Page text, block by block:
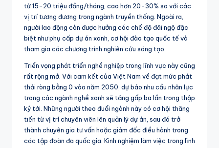
từ 15-20 triệu đồng/tháng, cao hơn 20-30% so với các
vị trí tương đương trong ngành truyền thống. Ngoài ra,
người lao động còn được hưởng các chế độ đãi ngộ đặc
biệt như phụ cấp dự án xanh, cơ hội đào tạo quốc tế và
tham gia các chương trình nghiên cứu sáng tạo.
Triển vọng phát triển nghề nghiệp trong lĩnh vực này cũng
rất rộng mở. Với cam kết của Việt Nam về đạt mức phát
thải ròng bằng 0 vào năm 2050, dự báo nhu cầu nhân lực
trong các ngành nghề xanh sẽ tăng gấp ba lần trong thập
kỷ tới. Những người theo đuổi ngành này có cơ hội thăng
tiến từ vị trí chuyên viên lên quản lý dự án, sau đó trở
thành chuyên gia tư vấn hoặc giám đốc điều hành trong
các tập đoàn đa quốc gia. Kinh nghiệm làm việc trong lĩnh